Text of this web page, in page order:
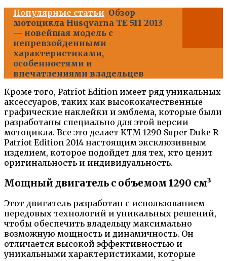
Популярные статьи Обзор
мотоцикла Husqvarna TE 511 2013
— новейшая модель с
непревзойденными
характеристиками,
особенностями и
впечатлениями владельцев
Кроме того, Patriot Edition имеет ряд уникальных
аксессуаров, таких как высококачественные
графические наклейки и эмблема, которые были
разработаны специально для этой версии
мотоцикла. Все это делает KTM 1290 Super Duke R
Patriot Edition 2014 настоящим эксклюзивным
изделием, которое подойдет для тех, кто ценит
оригинальность и индивидуальность.
Мощный двигатель с объемом 1290 см³
Этот двигатель разработан с использованием
передовых технологий и уникальных решений,
чтобы обеспечить владельцу максимально
возможную мощность и динамичность. Он
отличается высокой эффективностью и
уникальными характеристиками, которые